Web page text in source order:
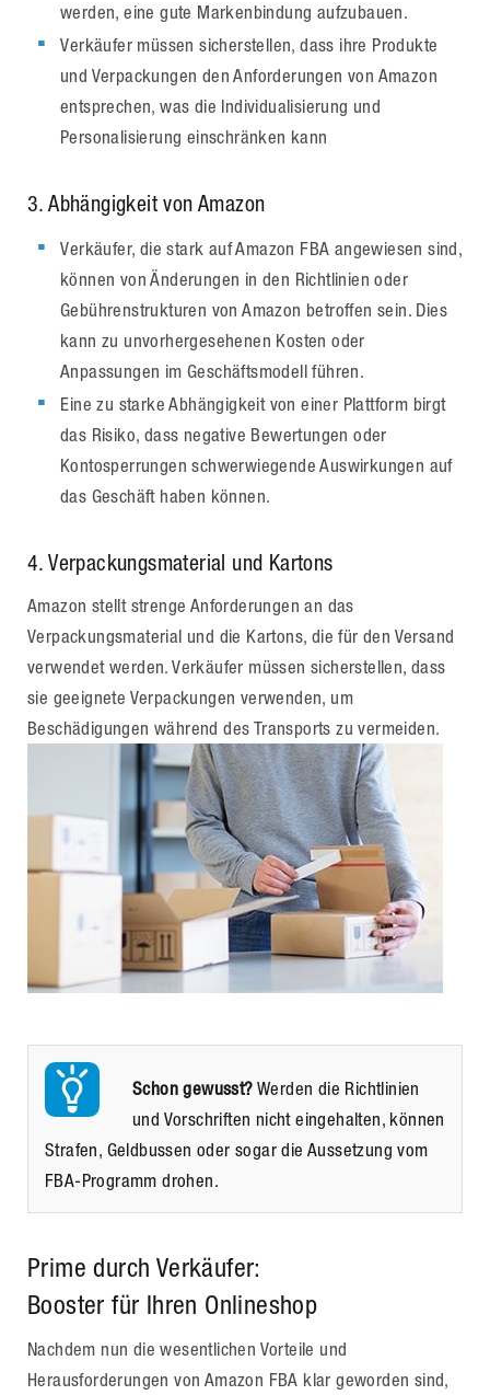
werden, eine gute Markenbindung aufzubauen.
Verkäufer müssen sicherstellen, dass ihre Produkte
und Verpackungen den Anforderungen von Amazon
entsprechen, was die Individualisierung und
Personalisierung einschränken kann
3. Abhängigkeit von Amazon
Verkäufer, die stark auf Amazon FBA angewiesen sind,
können von Änderungen in den Richtlinien oder
Gebührenstrukturen von Amazon betroffen sein. Dies
kann zu unvorhergesehenen Kosten oder
Anpassungen im Geschäftsmodell führen.
Eine zu starke Abhängigkeit von einer Plattform birgt
das Risiko, dass negative Bewertungen oder
Kontosperrungen schwerwiegende Auswirkungen auf
das Geschäft haben können.
4. Verpackungsmaterial und Kartons
Amazon stellt strenge Anforderungen an das
Verpackungsmaterial und die Kartons, die für den Versand
verwendet werden. Verkäufer müssen sicherstellen, dass
sie geeignete Verpackungen verwenden, um
Beschädigungen während des Transports zu vermeiden.
Schon gewusst? Werden die Richtlinien
und Vorschriften nicht eingehalten, können
Strafen, Geldbussen oder sogar die Aussetzung vom
FBA-Programm drohen.
Prime durch Verkäufer:
Booster für Ihren Onlineshop
Nachdem nun die wesentlichen Vorteile und
Herausforderungen von Amazon FBA klar geworden sind,